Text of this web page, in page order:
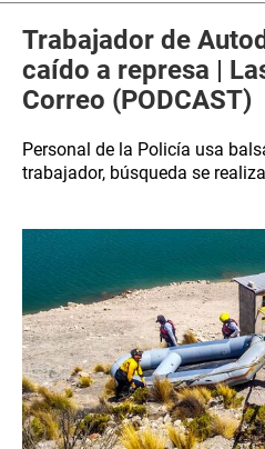
Trabajador de
caído a represa |
Correo (PODCAST)
Personal de la Policía usa
trabajador, búsqueda se